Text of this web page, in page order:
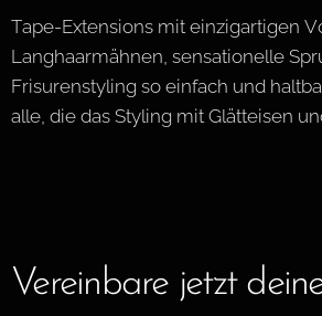
Tape-Extensions mit einzigartigen
Langhaarmähnen, sensationelle
Frisurenstyling so einfach und
alle, die das Styling mit Glätteisen
Vereinbare jetzt